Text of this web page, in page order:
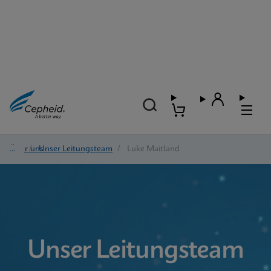
Über uns
/ Unser Leitungsteam / Luke Maitland
Unser Leitungsteam